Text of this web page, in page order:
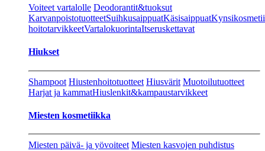
Voiteet vartalolle Deodorantit&tuoksut
KarvanpoistotuotteetSuihkusaippuatKäsisaippuat
hoitotarvikkeetVartalokuorintaItseruskettavat
Hiukset
Shampoot Hiustenhoitotuotteet Hiusvärit Muotoilutuotteet
Harjat ja kammatHiuslenkit&kampaustarvikkeet
Miesten kosmetiikka
Miesten päivä- ja yövoiteet Miesten kasvojen puhdistus